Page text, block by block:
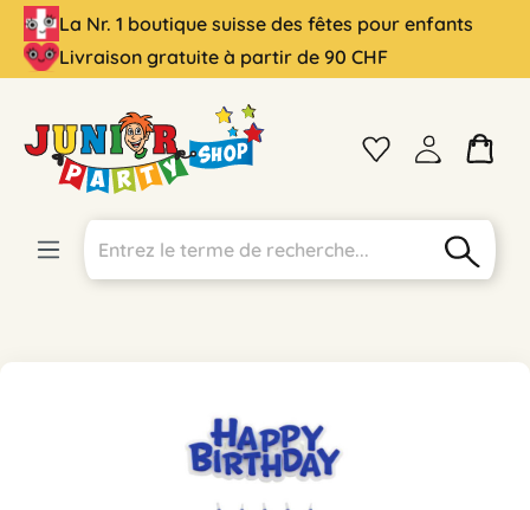
principal
La Nr. 1 boutique suisse des fêtes pour enfants
Livraison gratuite à partir de 90 CHF
Ignorer la galerie d'images